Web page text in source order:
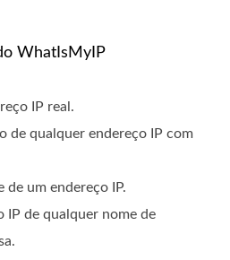
WhatIsMyIP
IP real.
de qualquer endereço IP com
de um endereço IP.
IP de qualquer nome de